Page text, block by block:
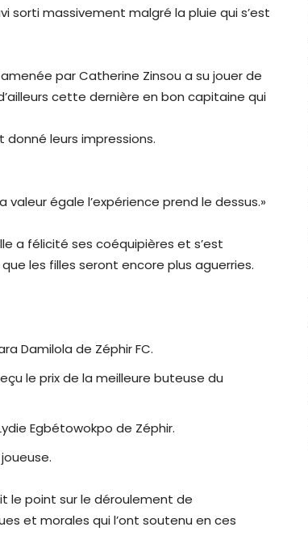
sorti massivement malgré la pluie qui s’est
par Catherine Zinsou a su jouer de
cette dernière en bon capitaine qui
leurs impressions.
égale l’expérience prend le dessus.»
a félicité ses coéquipières et s’est
les filles seront encore plus aguerries.
Damilola de Zéphir FC.
le prix de la meilleure buteuse du
Egbétowokpo de Zéphir.
le point sur le déroulement de
et morales qui l’ont soutenu en ces